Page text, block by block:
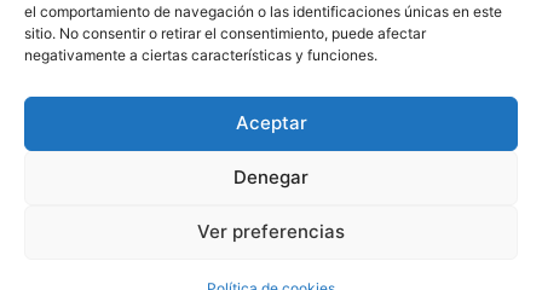
el comportamiento de navegación o las identificaciones únicas en este
sitio. No consentir o retirar el consentimiento, puede afectar
negativamente a ciertas características y funciones.
Aceptar
Denegar
Ver preferencias
DISPONIBLE ENVÍO GRATIS 24/48H